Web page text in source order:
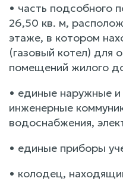
• часть подсобного
26,50 кв. м,
этаже, в котором
(газовый котел) для
помещений жилого
• единые наружные
инженерные
водоснабжения,
• единые приборы
• колодец,